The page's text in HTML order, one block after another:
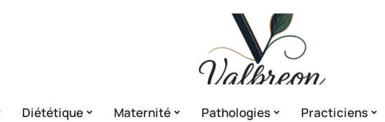
Diététique Maternité Pathologies Practiciens